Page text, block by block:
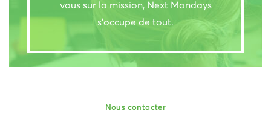
vous sur la mission, Next Mondays
s’occupe de tout.
Nous contacter